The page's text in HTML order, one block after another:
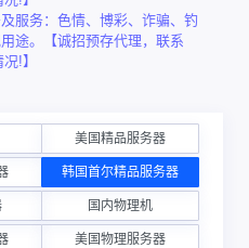
服务：色情、博彩、诈骗、钓
途。【诚招预存代理，联系
!】
美国精品服务器
韩国首尔精品服务器
国内物理机
美国物理服务器